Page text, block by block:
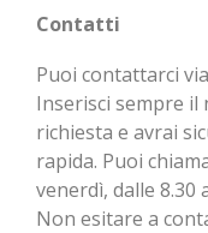
Contatti
Puoi contattarci
Inserisci sempre il
richiesta e avrai
rapida. Puoi
venerdì, dalle 8.30
Non esitare a